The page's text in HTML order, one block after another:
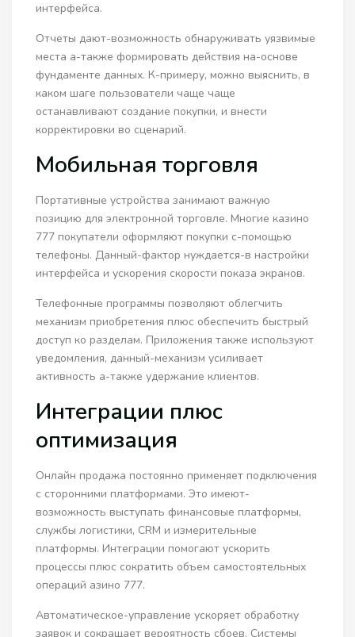
интерфейса.
Отчеты дают-возможность обнаруживать уязвимые
места а-также формировать действия на-основе
фундаменте данных. К-примеру, можно выяснить, в
каком шаге пользователи чаще чаще
останавливают создание покупки, и внести
корректировки во сценарий.
Мобильная торговля
Портативные устройства занимают важную
позицию для электронной торговле. Многие казино
777 покупатели оформляют покупки с-помощью
телефоны. Данный-фактор нуждается-в настройки
интерфейса и ускорения скорости показа экранов.
Телефонные программы позволяют облегчить
механизм приобретения плюс обеспечить быстрый
доступ ко разделам. Приложения также используют
уведомления, данный-механизм усиливает
активность а-также удержание клиентов.
Интеграции плюс
оптимизация
Онлайн продажа постоянно применяет подключения
с сторонними платформами. Это имеют-
возможность выступать финансовые платформы,
службы логистики, CRM и измерительные
платформы. Интеграции помогают ускорить
процессы плюс сократить объем самостоятельных
операций азино 777.
Автоматическое-управление ускоряет обработку
заявок и сокращает вероятность сбоев. Системы